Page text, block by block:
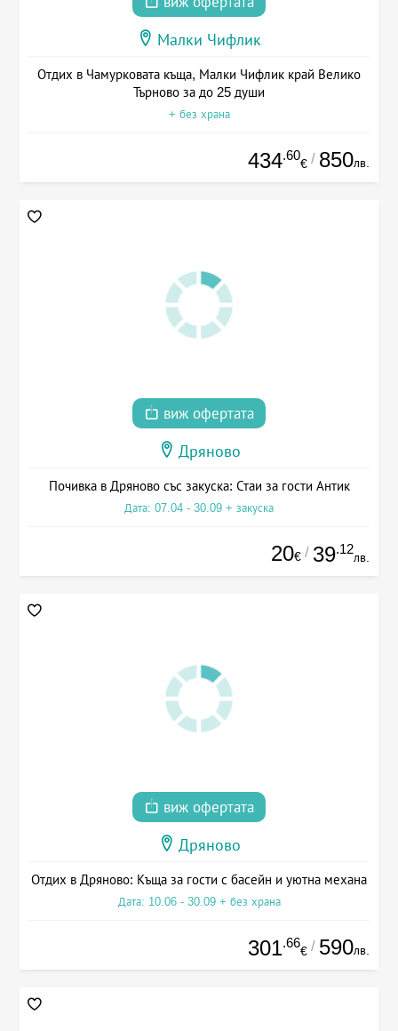
Малки Чифлик
Отдих в Чамурковата къща, Малки Чифлик край Велико
Търново за до 25 души
+ без храна
434.60
€ / 850лв.
виж офертата
Дряново
Почивка в Дряново със закуска: Стаи за гости Антик
Дата: 07.04 - 30.09 + закуска
20€ / 39.12
лв.
виж офертата
Дряново
Отдих в Дряново: Къща за гости с басейн и уютна механа
Дата: 10.06 - 30.09 + без храна
301.66
€ / 590лв.